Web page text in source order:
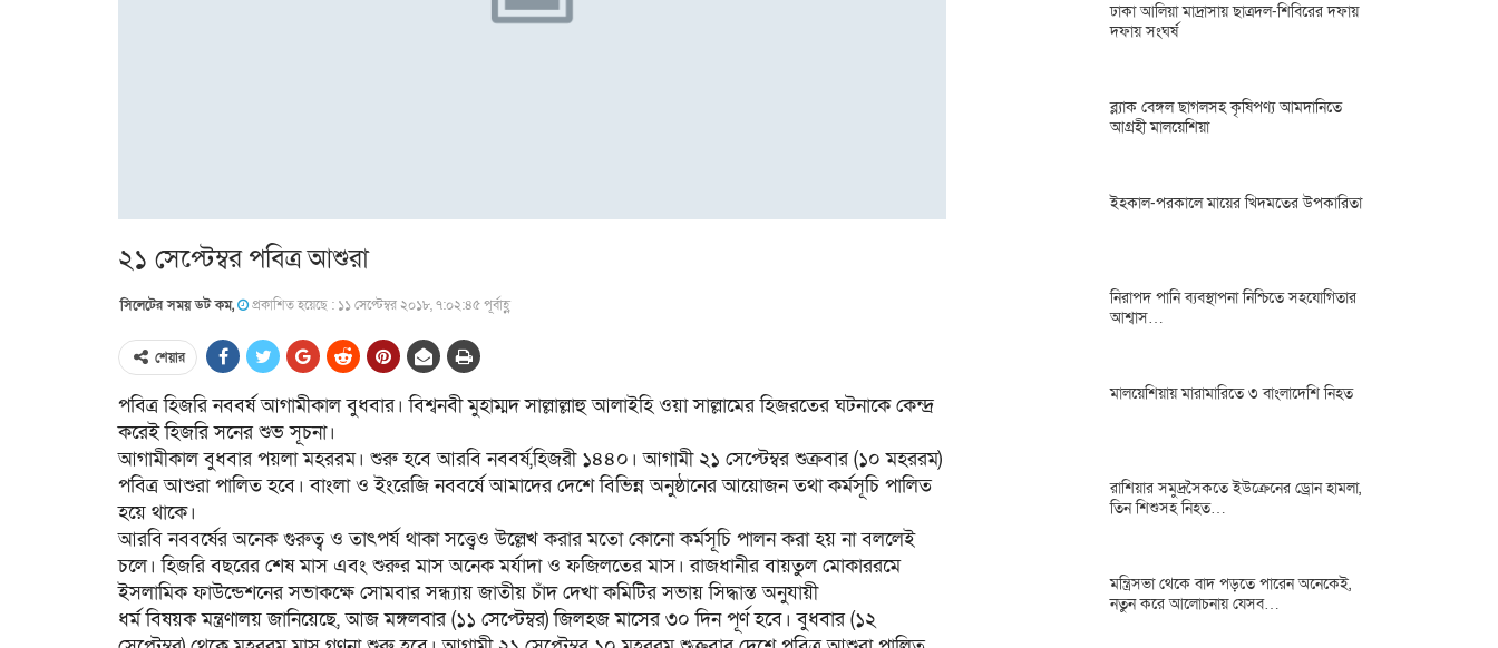
২১ সেপ্টেম্বর পবিত্র আশুরা
সিলেটের সময় ডট কম, প্রকাশিত হয়েছে : ১১ সেপ্টেম্বর ২০১৮, ৭:০২:৪৫ পূর্বাহ্ণ
শেয়ার
পবিত্র হিজরি নববর্ষ আগামীকাল বুধবার। বিশ্বনবী মুহাম্মদ সাল্লাল্লাহু আলাইহি ওয়া সাল্লামের হিজরতের ঘটনাকে কেন্দ্র
করেই হিজরি সনের শুভ সূচনা।
আগামীকাল বুধবার পয়লা মহররম। শুরু হবে আরবি নববর্ষ,হিজরী ১৪৪০। আগামী ২১ সেপ্টেম্বর শুক্রবার (১০ মহররম)
পবিত্র আশুরা পালিত হবে। বাংলা ও ইংরেজি নববর্ষে আমাদের দেশে বিভিন্ন অনুষ্ঠানের আয়োজন তথা কর্মসূচি পালিত
হয়ে থাকে।
আরবি নববর্ষের অনেক গুরুত্ব ও তাৎপর্য থাকা সত্ত্বেও উল্লেখ করার মতো কোনো কর্মসূচি পালন করা হয় না বললেই
চলে। হিজরি বছরের শেষ মাস এবং শুরুর মাস অনেক মর্যাদা ও ফজিলতের মাস। রাজধানীর বায়তুল মোকাররমে
ইসলামিক ফাউন্ডেশনের সভাকক্ষে সোমবার সন্ধ্যায় জাতীয় চাঁদ দেখা কমিটির সভায় সিদ্ধান্ত অনুযায়ী
ধর্ম বিষয়ক মন্ত্রণালয় জানিয়েছে, আজ মঙ্গলবার (১১ সেপ্টেম্বর) জিলহজ মাসের ৩০ দিন পূর্ণ হবে। বুধবার (১২
ঢাকা আলিয়া মাদ্রাসায় ছাত্রদল-শিবিরের দফায়
দফায় সংঘর্ষ
ব্ল্যাক বেঙ্গল ছাগলসহ কৃষিপণ্য আমদানিতে
আগ্রহী মালয়েশিয়া
ইহকাল-পরকালে মায়ের খিদমতের উপকারিতা
নিরাপদ পানি ব্যবস্থাপনা নিশ্চিতে সহযোগিতার
আশ্বাস…
মালয়েশিয়ায় মারামারিতে ৩ বাংলাদেশি নিহত
রাশিয়ার সমুদ্রসৈকতে ইউক্রেনের ড্রোন হামলা,
তিন শিশুসহ নিহত…
মন্ত্রিসভা থেকে বাদ পড়তে পারেন অনেকেই,
নতুন করে আলোচনায় যেসব…